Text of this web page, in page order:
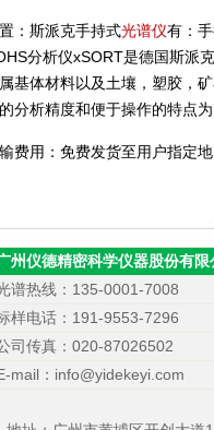
：斯派克手持式光谱仪有：
分析仪xSORT是德国斯派
基体材料以及土壤，塑胶，
分析精度和便于操作的特点
费用：免费发货至用户指定
州仪德精密科学仪器股份有限
谱热线：135-0001-7008
样电话：191-9553-7296
司传真：020-87026502
mail：info@yidekeyi.com